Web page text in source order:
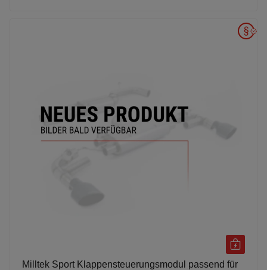
Milltek Sport Klappensteuerungsmodul passend für